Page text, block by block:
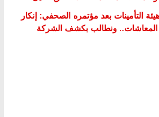
التأمينات بعد مؤتمره الصحفي: إنكار
المعاشات.. ونطالب بكشف الشركة